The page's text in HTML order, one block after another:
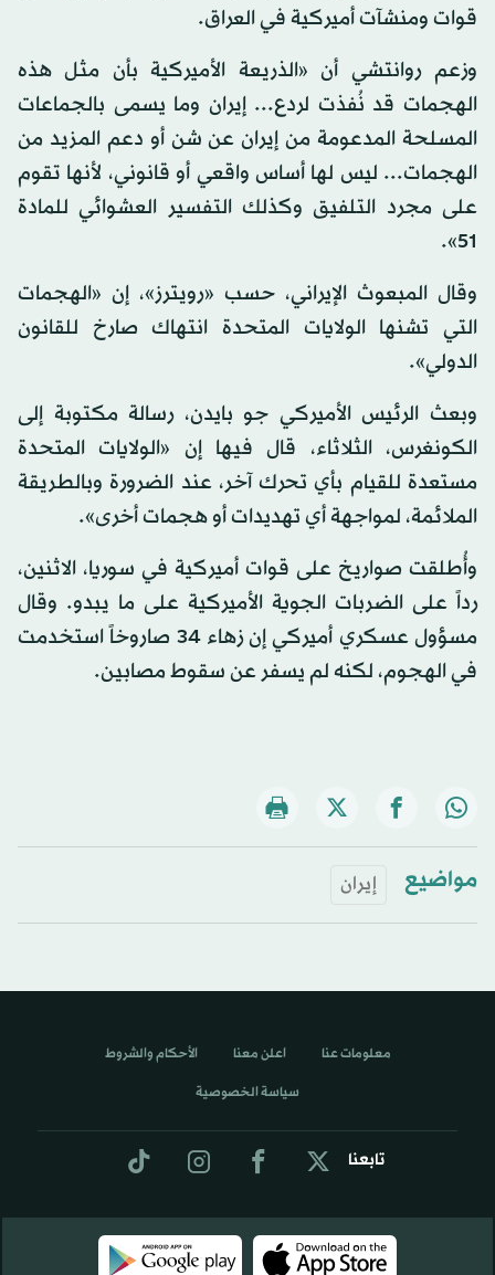
قوات ومنشآت أميركية في العراق.
وزعم روانتشي أن «الذريعة الأميركية بأن مثل هذه
الهجمات قد نُفذت لردع... إيران وما يسمى بالجماعات
المسلحة المدعومة من إيران عن شن أو دعم المزيد من
الهجمات... ليس لها أساس واقعي أو قانوني، لأنها تقوم
على مجرد التلفيق وكذلك التفسير العشوائي للمادة
51».
وقال المبعوث الإيراني، حسب «رويترز»، إن «الهجمات
التي تشنها الولايات المتحدة انتهاك صارخ للقانون
الدولي».
وبعث الرئيس الأميركي جو بايدن، رسالة مكتوبة إلى
الكونغرس، الثلاثاء، قال فيها إن «الولايات المتحدة
مستعدة للقيام بأي تحرك آخر، عند الضرورة وبالطريقة
الملائمة، لمواجهة أي تهديدات أو هجمات أخرى».
وأُطلقت صواريخ على قوات أميركية في سوريا، الاثنين،
رداً على الضربات الجوية الأميركية على ما يبدو. وقال
مسؤول عسكري أميركي إن زهاء 34 صاروخاً استخدمت
في الهجوم، لكنه لم يسفر عن سقوط مصابين.
مواضيع إيران
تابعنا
معلومات عنا اعلن معنا الأحكام والشروط
سياسة الخصوصية